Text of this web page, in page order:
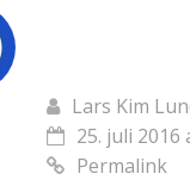
Lars Kim
25. juli 2016
Permalink